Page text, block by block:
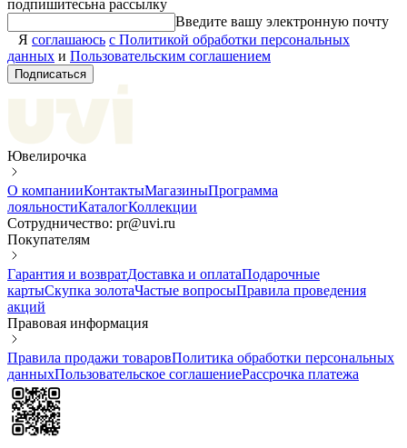
подпишитесьна рассылку
Введите вашу электронную почту
Я соглашаюсь с Политикой обработки персональных
данных и Пользовательским соглашением
Подписаться
Ювелирочка
О компанииКонтактыМагазиныПрограмма
лояльностиКаталогКоллекции
Сотрудничество: pr@uvi.ru
Покупателям
Гарантия и возвратДоставка и оплатаПодарочные
картыСкупка золотаЧастые вопросыПравила проведения
акций
Правовая информация
Правила продажи товаровПолитика обработки персональных
данныхПользовательское соглашениеРассрочка платежа